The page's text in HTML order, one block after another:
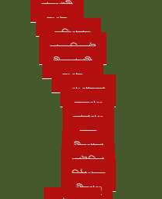
রাজশাহী
রংপুর
কুড়িগ্রাম
লালমনিরহাট
নীলফামারী
রংপুর
গংগাচড়া
বদরগঞ্জ
তারাগঞ্জ
সদর
পীরগাছা
কাউনিয়া
মিঠাপুকুর
পীরগঞ্জ